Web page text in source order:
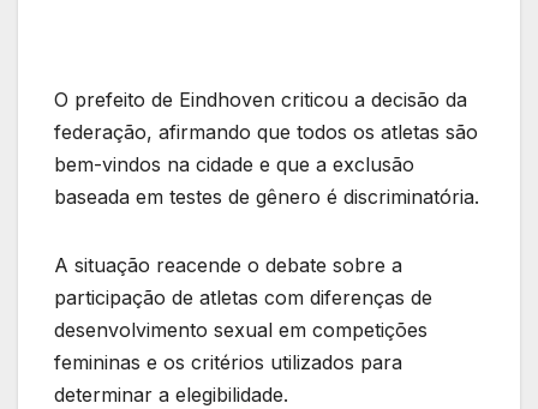
O prefeito de Eindhoven criticou a decisão da
federação, afirmando que todos os atletas são
bem-vindos na cidade e que a exclusão
baseada em testes de gênero é discriminatória.
A situação reacende o debate sobre a
participação de atletas com diferenças de
desenvolvimento sexual em competições
femininas e os critérios utilizados para
determinar a elegibilidade.